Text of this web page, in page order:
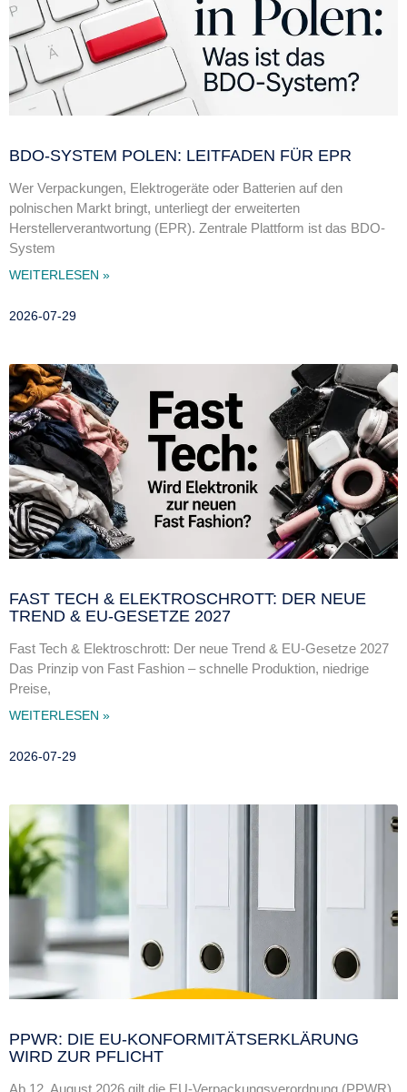
BDO-SYSTEM POLEN: LEITFADEN FÜR EPR
Wer Verpackungen, Elektrogeräte oder Batterien auf den
polnischen Markt bringt, unterliegt der erweiterten
Herstellerverantwortung (EPR). Zentrale Plattform ist das BDO-
System
WEITERLESEN »
2026-07-29
FAST TECH & ELEKTROSCHROTT: DER NEUE
TREND & EU-GESETZE 2027
Fast Tech & Elektroschrott: Der neue Trend & EU-Gesetze 2027
Das Prinzip von Fast Fashion – schnelle Produktion, niedrige
Preise,
WEITERLESEN »
2026-07-29
PPWR: DIE EU-KONFORMITÄTSERKLÄRUNG
WIRD ZUR PFLICHT